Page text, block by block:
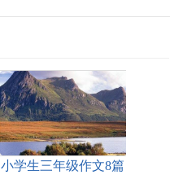
小学生三年级作文8篇